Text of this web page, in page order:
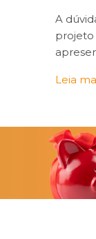
A
projeto
Leia